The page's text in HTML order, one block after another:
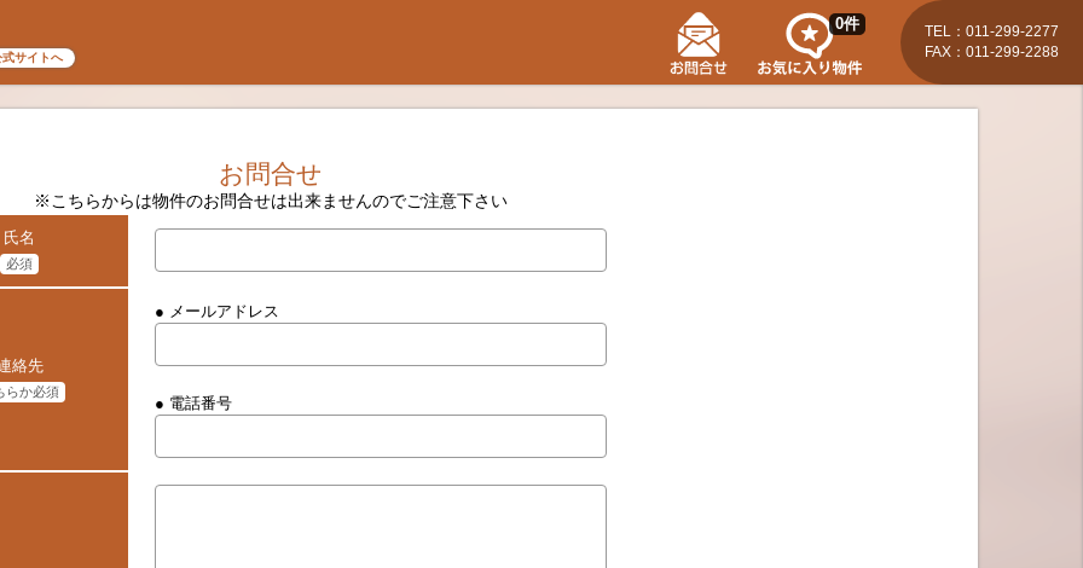
式サイトへ
0件
TEL：011-299-2277
FAX：011-299-2288
お問合せ
※こちらからは物件のお問合せは出来ませんのでご注意下さい
氏名
必須
絡先
らか必須
● メールアドレス
● 電話番号